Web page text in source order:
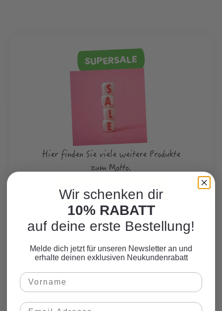
SUPERSALE
Hier finden Sie viele weitere Produkte
zum Motto.
WEITERE PRODUKTE
Beschreibung
Wir schenken dir
10% RABATT
auf deine erste Bestellung!
Melde dich jetzt für unseren Newsletter an und
erhalte deinen exklusiven Neukundenrabatt